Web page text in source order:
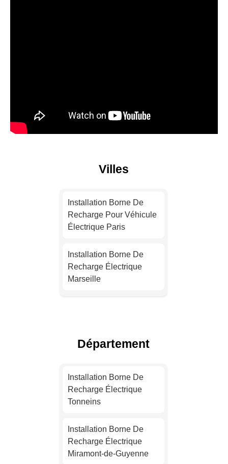
Villes
Installation Borne De
Recharge Pour Véhicule
Électrique Paris
Installation Borne De
Recharge Électrique
Marseille
Électrique Toulouse
Nice
Département
Installation Borne De
Recharge Électrique
Tonneins
Installation Borne De
Recharge Électrique
Miramont-de-Guyenne